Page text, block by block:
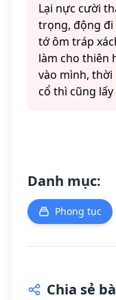
Lại nực cười
trọng, động đi
tớ ôm tráp
làm cho thiên
vào mình, thời
cổ thì cũng lấy
Danh mục:
Phong tục
Chia sẻ